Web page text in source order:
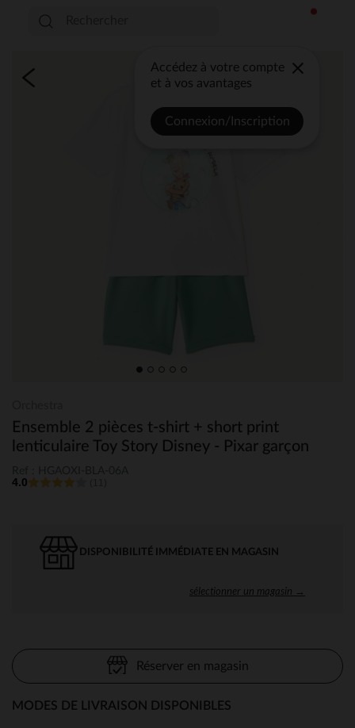
Accédez à votre compte
et à vos avantages
Connexion/Inscription
Ensemble 2 pièces t-shirt + short print
lenticulaire Toy Story Disney - Pixar garçon
4.0
DISPONIBILITÉ IMMÉDIATE EN MAGASIN
sélectionner un magasin →
Réserver en magasin
MODES DE LIVRAISON DISPONIBLES